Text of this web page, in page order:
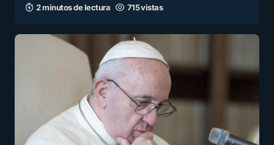
2 minutos de lectura 715 vistas